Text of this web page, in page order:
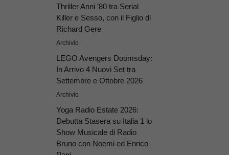
Thriller Anni ’80 tra Serial
Killer e Sesso, con il Figlio di
Richard Gere
Archivio
LEGO Avengers Doomsday:
In Arrivo 4 Nuovi Set tra
Settembre e Ottobre 2026
Archivio
Yoga Radio Estate 2026:
Debutta Stasera su Italia 1 lo
Show Musicale di Radio
Bruno con Noemi ed Enrico